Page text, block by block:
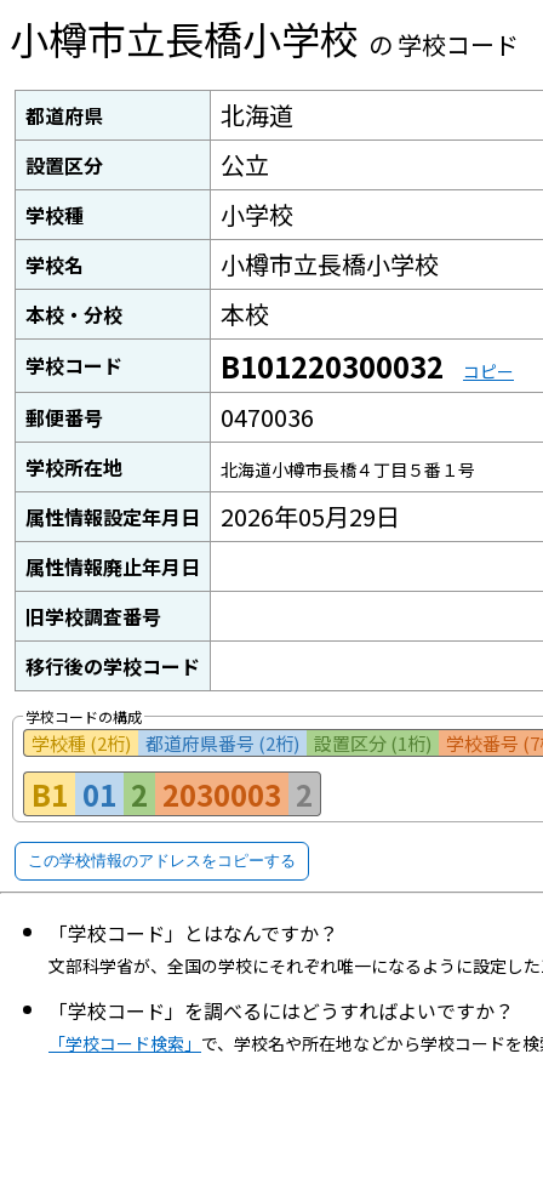
小樽市立長橋小学校 の 学校コード
都道府県 北海道
設置区分 公立
学校種 小学校
学校名 小樽市立長橋小学校
本校・分校 本校
学校コード B101220300032 コピー
郵便番号 0470036
学校所在地 北海道小樽市長橋４丁目５番１号
属性情報設定年月日 2026年05月29日
属性情報廃止年月日
旧学校調査番号
移行後の学校コード
学校コードの構成
学校種 (2桁) 都道府県番号 (2桁) 設置区分 (1桁) 学校番号
B1 01 2 2030003 2
この学校情報のアドレスをコピーする
「学校コード」とはなんですか？
文部科学省が、全国の学校にそれぞれ唯一になるように設定し
「学校コード」を調べるにはどうすればよいですか？
「学校コード検索」 で、学校名や所在地などから学校コードを